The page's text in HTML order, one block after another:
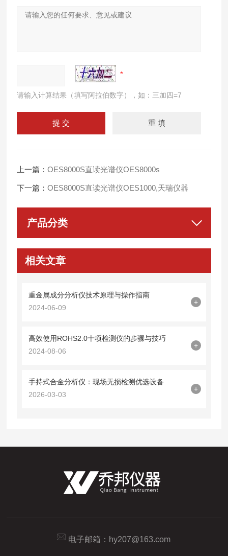
请输入计算结果（填写阿拉伯数字），如：三加四=7
上一篇：OES8000S直读光谱仪OES8000s
下一篇：OES8000S直读光谱仪OES1000,天瑞仪器
产品分类
相关文章
重金属成分分析仪技术原理与操作指南
2024-06-09
+
高效使用ROHS2.0十项检测仪的步骤与技巧
2024-08-06
+
手持式合金分析仪：现场无损检测优选设备
2026-03-03
+
电子邮箱： hy207@163.com